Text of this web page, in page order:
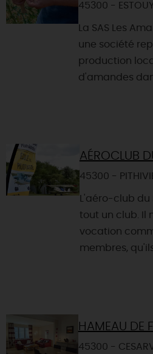
45300 -
La SAS Les
une société
production
d'amandes
AÉROCLUB
45300 -
L'aéro-club du
tout un club. Il
vocation
membres, qu'ils
HAMEAU DE
45300 -